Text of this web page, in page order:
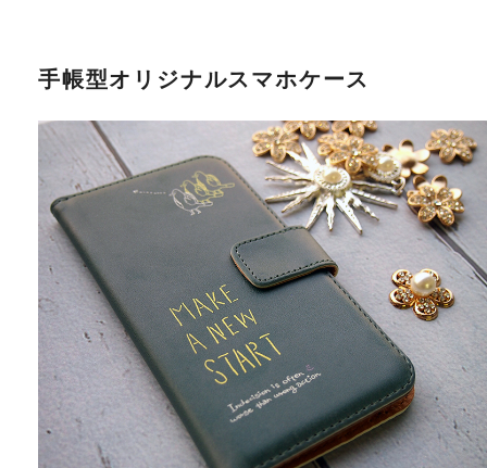
手帳型オリジナルスマホケース